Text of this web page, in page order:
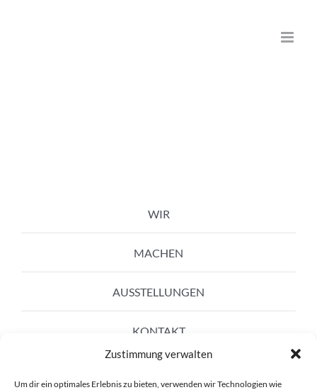
Zustimmung verwalten
Um dir ein optimales Erlebnis zu bieten, verwenden wir Technologien wie
WIR
MACHEN
AUSSTELLUNGEN
KONTAKT